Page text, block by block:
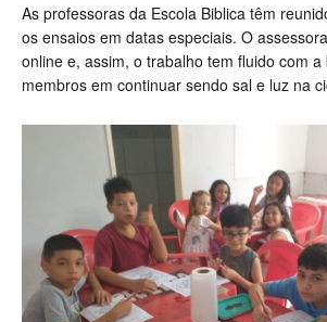
As professoras da Escola Biblica têm
os ensaios em datas especiais. O
online e, assim, o trabalho tem fluido com
membros em continuar sendo sal e luz na